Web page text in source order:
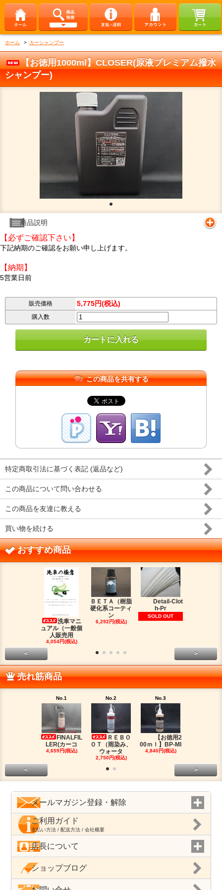
ホーム > カーシャンプー
【お徳用1000ml】CLOSER(原液プレミアム撥水
シャンプー)
商品説明
【必ずご確認下さい】
下記納期のご確認をお願い申し上げます。
【納期】
5営業日前
販売価格 5,775円(税込)
購入数
この商品を共有する
特定商取引法に基づく表記 (返品など)
この商品について問い合わせる
この商品を友達に教える
買い物を続ける
おすすめ商品
洗車マニ
ュアル（一般個
人販売用
4,054円(税込)
ＢＥＴＡ（樹脂
硬化系コーティ
ン
6,292円(税込)
Detail-Clot
h-Pr
SOLD OUT
< >
売れ筋商品
No.1
FINALFIL
LER(カーコ
4,659円(税込)
No.2
ＲＥＢＯ
ＯＴ（雨染み、
ウォータ
2,750円(税込)
No.3
【お徳用2
00ｍｌ】BP-MI
4,840円(税込)
< >
メールマガジン登録・解除
ご利用ガイド
支払い方法 / 配送方法 / 会社概要
店長について
ショップブログ